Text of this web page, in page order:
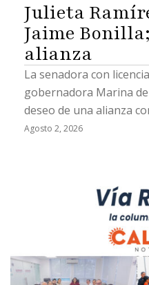
Julieta
Jaime
alianza
La senadora con
gobernadora Marina
deseo de una alianza
Agosto 2, 2026